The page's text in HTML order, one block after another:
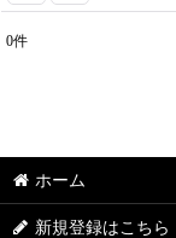
0件
ホーム
新規登録はこちら